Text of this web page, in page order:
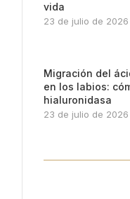
vida
23 de julio de 2026
Migración del
en los labios:
hialuronidasa
23 de julio de 2026